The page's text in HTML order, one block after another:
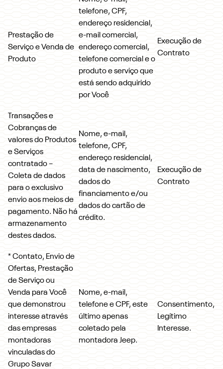
Prestação de
Serviço e Venda de
Produto
telefone, CPF,
endereço residencial,
e-mail comercial,
endereço comercial,
telefone comercial e o
produto e serviço que
está sendo adquirido
por Você
Execução de
Contrato
Transações e
Cobranças de
valores do Produtos
e Serviços
contratado –
Coleta de dados
para o exclusivo
envio aos meios de
pagamento. Não há
armazenamento
destes dados.
Nome, e-mail,
telefone, CPF,
endereço residencial,
data de nascimento,
dados do
financiamento e/ou
dados do cartão de
crédito.
Execução de
Contrato
* Contato, Envio de
Ofertas, Prestação
de Serviço ou
Venda para Você
que demonstrou
interesse através
das empresas
montadoras
vinculadas do
Grupo Savar
Nome, e-mail,
telefone e CPF, este
último apenas
coletado pela
montadora Jeep.
Consentimento,
Legítimo
Interesse.